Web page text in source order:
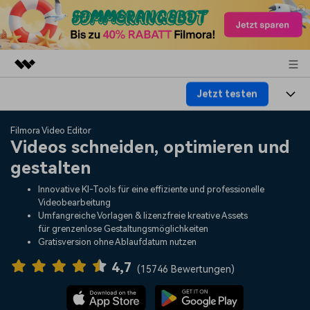
Dienstprogramme
Business
Überblick
Lösungen
Über uns
Presseraum
Support
Jetzt testen
Produkte
Plattformen
Funktionen
Assets
KI
Video/Foto
Audio
Lösungen
Video-Lösungen
Ressourcen
Video-Prompts
Über 100 heiße Video-
Meisterkurs
Beherrschen Sie
Hilfe-Center
Erste Schritte
Filmora Video Editor
Videos schneiden, optimieren und
gestalten
Innovative KI-Tools für eine effiziente und professionelle
Videobearbeitung
Umfangreiche Vorlagen & lizenzfreie kreative Assets
für grenzenlose Gestaltungsmöglichkeiten
Gratisversion ohne Ablaufdatum nutzen
4,7 (15746 Bewertungen)